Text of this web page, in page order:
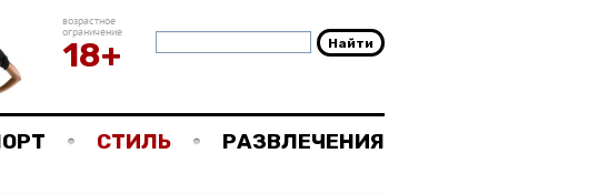
возрастное
ограничение
18+
СТИЛЬ РАЗВЛЕЧЕНИЯ